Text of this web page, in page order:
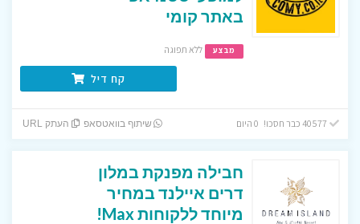
באתר קומי
מבצע ללא תפוגה
קח דיל
שיתוף בוואטסאפ העתק URL
חבילה מפנקת במלון
דרים איילנד במחיר
מיוחד ללקוחות Max!